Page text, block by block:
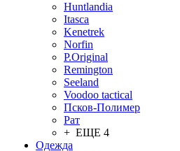
Huntlandia
Itasca
Kenetrek
Norfin
P.Original
Remington
Seeland
Voodoo tactical
Псков-Полимер
Рат
+ ЕЩЕ 4
Одежда